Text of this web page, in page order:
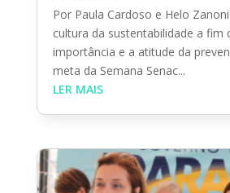
Por Paula Cardoso e Helo
cultura da sustentabilidade a fim
importância e a atitude da
meta da Semana Senac...
LER MAIS